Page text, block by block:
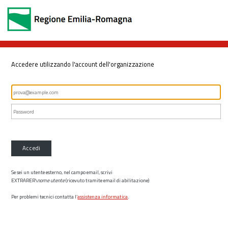
Accedere utilizzando l'account dell'organizzazione
Accedi
Se sei un utente esterno, nel campo email, scrivi
EXTRARER\nome utente(ricevuto tramite email di abilitazione)
Per problemi tecnici contatta l’assistenza informatica.